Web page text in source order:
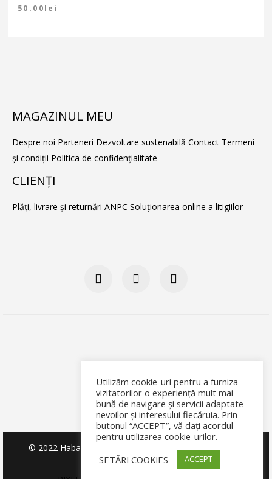
50.00lei
MAGAZINUL MEU
Despre noi Parteneri Dezvoltare sustenabilă Contact Termeni
și condiții Politica de confidențialitate
CLIENŢI
Plăți, livrare și returnări ANPC Soluţionarea online a litigiilor
© 2022 Habarnam Club de Joacă și Lectură SRL, Toate
drepturile rezervate.
Utilizăm cookie-uri pentru a furniza
vizitatorilor o experiență mult mai
bună de navigare și servicii adaptate
nevoilor și interesului fiecăruia. Prin
butonul “ACCEPT”, vă dați acordul
pentru utilizarea cookie-urilor.
SETĂRI COOKIES
ACCEPT